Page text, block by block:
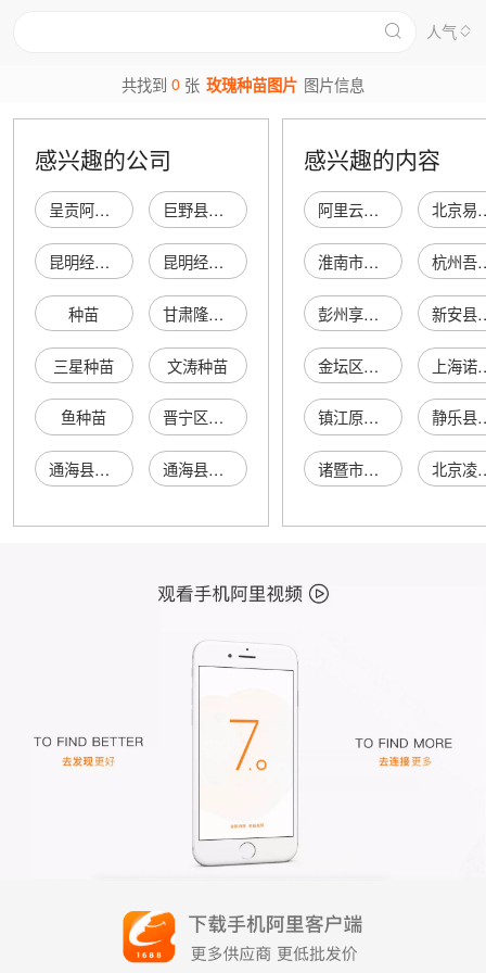
人气
共找到0 张 玫瑰种苗图片 图片信息
感兴趣的公司
呈贡阿会玫瑰种苗经营部 巨野县巨龙食用玫瑰种苗培育场
昆明经开区洛羊嫣然玫瑰种苗店 昆明经济技术开发区秋禾玫瑰培育种苗基地
种苗 甘肃隆元林木种苗繁育有限责任公司玫瑰生态园
三星种苗 文涛种苗
鱼种苗 晋宁区红云种苗种苗场
通海县绿源种苗蔬菜种苗场 通海县浩宇种苗蔬菜种苗场
感兴趣的内容
阿里云镜像云 北京易搭
淮南市瑞鹤仙中药销售有限公司 杭州吾诺瀚
彭州享茂商贸有限公司 新安县
金坛区华城锦江之星大酒店 上海诺玛道
镇江原镐金属材料有限公司 静乐县
诸暨市蓝洛尔针织有限公司 北京凌龙